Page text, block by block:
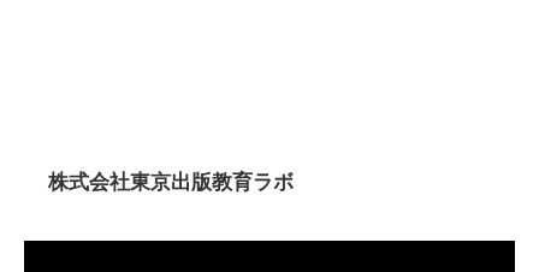
株式会社東京出版教育ラボ